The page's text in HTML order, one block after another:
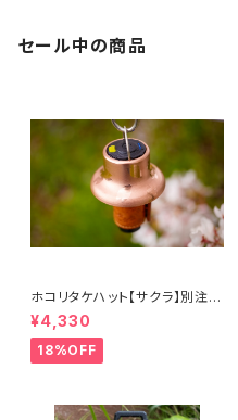
セール中の商品
ホコリタケハット【サクラ】別注モ
デル
¥4,330
18%OFF